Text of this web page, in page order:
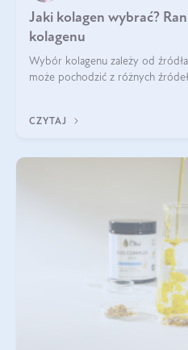
Jaki kolagen wybrać?
kolagenu
Wybór kolagenu zależy od
może pochodzić z różnych
bydlęcy.
CZYTAJ